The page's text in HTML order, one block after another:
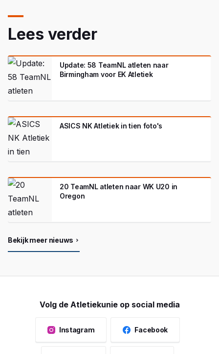
Lees verder
Update: 58 TeamNL atleten naar
Birmingham voor EK Atletiek
ASICS NK Atletiek in tien foto's
20 TeamNL atleten naar WK U20 in
Oregon
Bekijk meer nieuws
Volg de Atletiekunie op social media
Instagram Facebook